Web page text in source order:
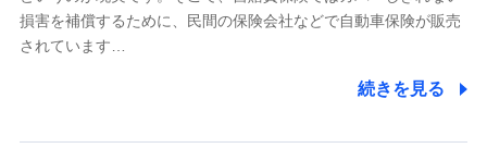
る情報、アプリケーション利用時の行動に関する情報、
購入されたサービスや商品の名称・購入場所・決済に関
する情報、アンケートの回答に関する情報などが含まれ
損害を補償するために、民間の保険会社などで自動車保険が販売
されています…
続きを見る